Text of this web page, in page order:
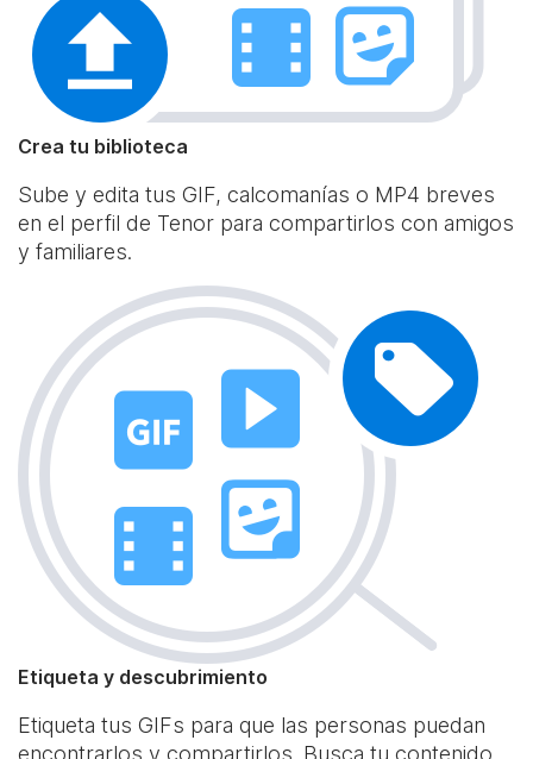
Crea tu biblioteca
Sube y edita tus GIF, calcomanías o MP4 breves
en el perfil de Tenor para compartirlos con amigos
y familiares.
Etiqueta y descubrimiento
Etiqueta tus GIFs para que las personas puedan
encontrarlos y compartirlos. Busca tu contenido